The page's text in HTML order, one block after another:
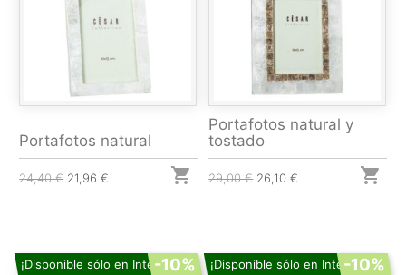
Portafotos natural
24,40 € 21,96 € 
Portafotos natural y
tostado
29,00 € 26,10 € 
¡Disponible sólo en Internet!
-10%
¡Disponible sólo en Internet!
-10%